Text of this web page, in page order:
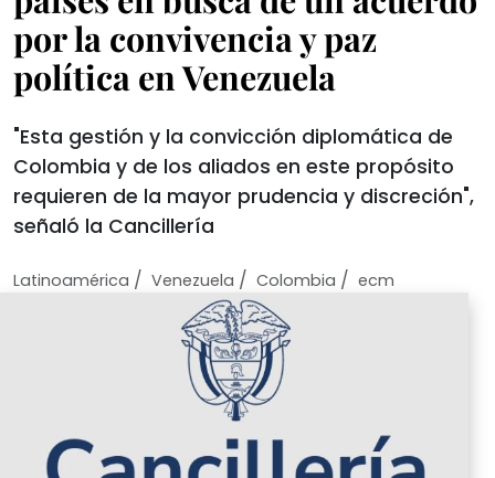
por la convivencia y paz
política en Venezuela
"Esta gestión y la convicción diplomática de
Colombia y de los aliados en este propósito
requieren de la mayor prudencia y discreción",
señaló la Cancillería
Latinoamérica / Venezuela / Colombia / ecm